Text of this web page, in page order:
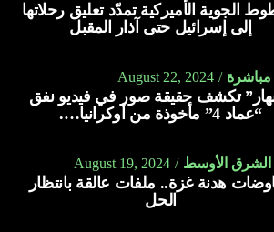
الجوية الأميركية تمدّد تعليق رحلاتها
إلى إسرائيل حتى آذار المقبل
مباشرة August 22, 2024
تكشف حقيقة صور في فيديو نفق
“عماد 4” مأخوذة من أوكرانيا….
الشرق الأوسط August 19, 2024
هدنة غزة.. ملفات عالقة بانتظار
الحل